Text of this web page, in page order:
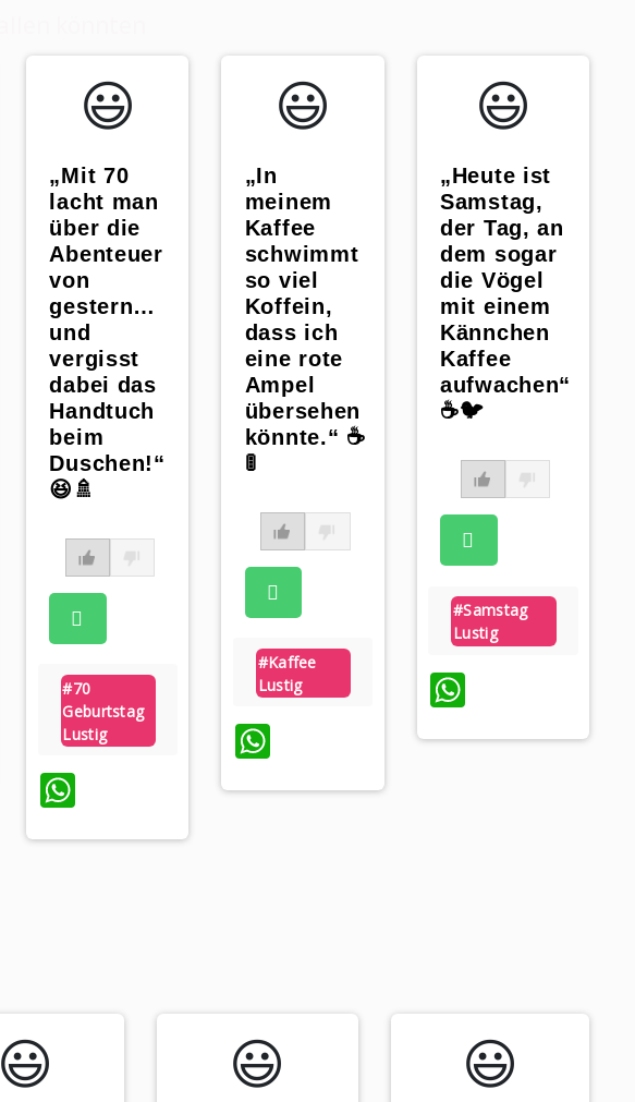
😃️
„Mit 70
lacht man
über die
Abenteuer
von
gestern…
und
vergisst
dabei das
Handtuch
beim
Duschen!“
😆🚿
#70
Geburtstag
Lustig
WhatsApp
😃️
„In
meinem
Kaffee
schwimmt
so viel
Koffein,
dass ich
eine rote
Ampel
übersehen
könnte.“ ☕️
🚦
#kaffee
Lustig
WhatsApp
😃️
„Heute ist
Samstag,
der Tag, an
dem sogar
die Vögel
mit einem
Kännchen
Kaffee
aufwachen“
☕🐦
#samstag
Lustig
😃️ 😃️ 😃️